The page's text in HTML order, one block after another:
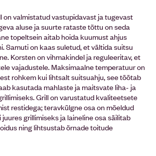
on valmistatud vastupidavast ja tugevast
aluse ja suurte rataste tõttu on seda
topeltsein aitab hoida kuumust ahjus
Samuti on kaas suletud, et vältida suitsu
Korsten on vihmakindel ja reguleeritav, et
vajadustele. Maksimaalne temperatuur on
rohkem kui lihtsalt suitsuahju, see töötab
kasutada mahlaste ja maitsvate liha- ja
Grill on varustatud kvaliteetsete
restidega; teravkülgne osa on mõeldud
grillimiseks ja laineline osa säilitab
ning lihtsustab õrnade toitude